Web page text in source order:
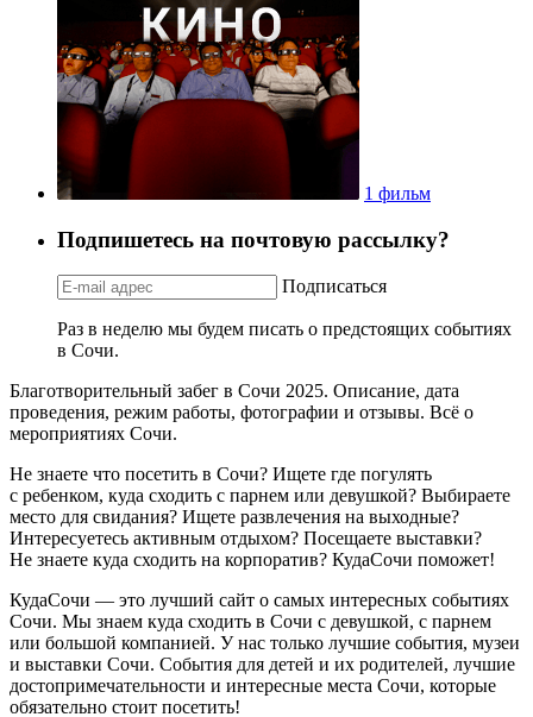
1 фильм
Подпишетесь на почтовую рассылку?
Подписаться
Раз в неделю мы будем писать о предстоящих событиях
в Сочи.
Благотворительный забег в Сочи 2025. Описание, дата
проведения, режим работы, фотографии и отзывы. Всё о
мероприятиях Сочи.
Не знаете что посетить в Сочи? Ищете где погулять
с ребенком, куда сходить с парнем или девушкой? Выбираете
место для свидания? Ищете развлечения на выходные?
Интересуетесь активным отдыхом? Посещаете выставки?
Не знаете куда сходить на корпоратив? КудаСочи поможет!
КудаСочи — это лучший сайт о самых интересных событиях
Сочи. Мы знаем куда сходить в Сочи с девушкой, с парнем
или большой компанией. У нас только лучшие события, музеи
и выставки Сочи. События для детей и их родителей, лучшие
достопримечательности и интересные места Сочи, которые
обязательно стоит посетить!